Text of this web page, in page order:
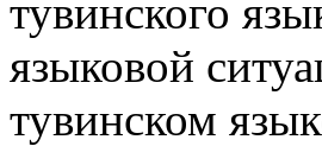
тувинского
языковой
тувинском